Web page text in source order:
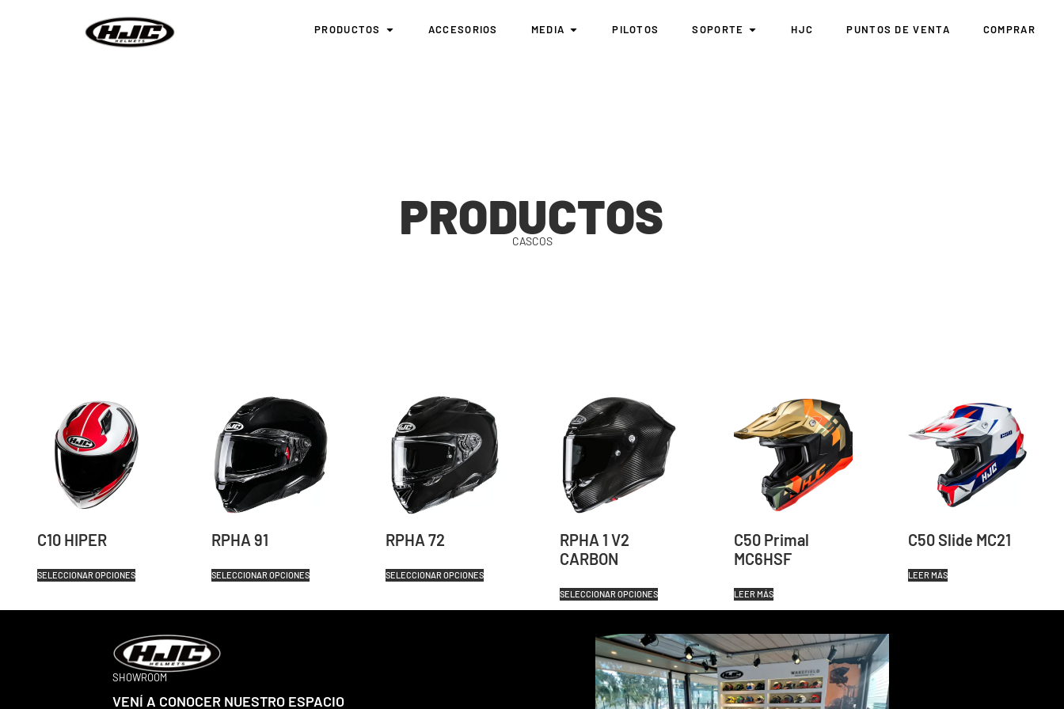
PRODUCTOS ACCESORIOS MEDIA PILOTOS SOPORTE HJC PUNTOS DE VENTA COMPRAR
PRODUCTOS
CASCOS
C10 HIPER
SELECCIONAR OPCIONES
RPHA 91
SELECCIONAR OPCIONES
RPHA 72
SELECCIONAR OPCIONES
RPHA 1 V2
CARBON
SELECCIONAR OPCIONES
C50 Primal
MC6HSF
LEER MÁS
C50 Slide MC21
LEER MÁS
SHOWROOM
VENÍ A CONOCER NUESTRO ESPACIO